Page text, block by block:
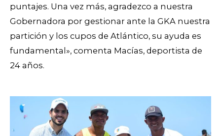
puntajes. Una vez más, agradezco a nuestra
Gobernadora por gestionar ante la GKA nuestra
partición y los cupos de Atlántico, su ayuda es
fundamental», comenta Macías, deportista de
24 años.